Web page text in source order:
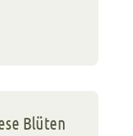
Blüten